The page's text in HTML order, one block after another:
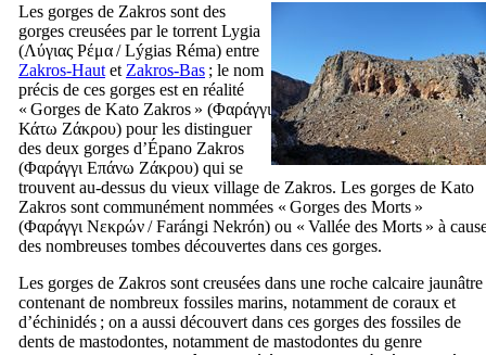
Les gorges de Zakros sont des
gorges creusées par le torrent Lygia
(Λύγιας Ρέμα/Lýgias Réma) entre
Zakros-Haut et Zakros-Bas ; le nom
précis de ces gorges est en réalité
« Gorges de Kato Zakros » (Φαράγγι
Κάτω Ζάκρου) pour les distinguer
des deux gorges d’Épano Zakros
(Φαράγγι Επάνω Ζάκρου) qui se
trouvent au-dessus du vieux village de Zakros. Les gorges de Kato
Zakros sont communément nommées « Gorges des Morts »
(Φαράγγι Νεκρών/Farángi Nekrón) ou « Vallée des Morts » à
des nombreuses tombes découvertes dans ces gorges.
Les gorges de Zakros sont creusées dans une roche calcaire jaunâtre
contenant de nombreux fossiles marins, notamment de coraux et
d’échinidés ; on a aussi découvert dans ces gorges des fossiles de
dents de mastodontes, notamment de mastodontes du genre